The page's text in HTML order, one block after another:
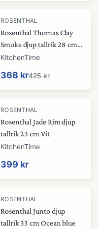
-13%
ROSENTHAL
Rosenthal Thomas Clay
Smoke djup tallrik 28 cm
Grågrön
KitchenTime
368 kr425 kr
ROSENTHAL
Rosenthal Jade Rim djup
tallrik 23 cm Vit
KitchenTime
399 kr
-20%
ROSENTHAL
Rosenthal Junto djup
tallrik 33 cm Ocean blue